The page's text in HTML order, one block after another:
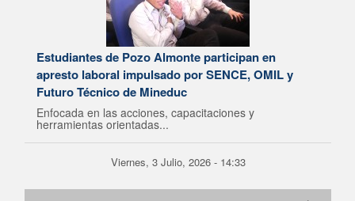
Estudiantes de Pozo Almonte participan en
apresto laboral impulsado por SENCE, OMIL y
Futuro Técnico de Mineduc
Enfocada en las acciones, capacitaciones y
herramientas orientadas...
Viernes, 3 Julio, 2026 - 14:33